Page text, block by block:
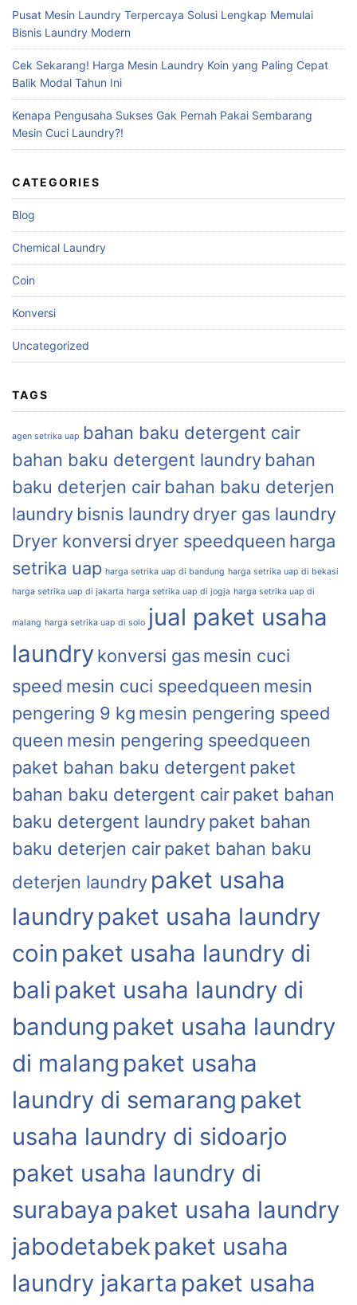
Pusat Mesin Laundry Terpercaya Solusi Lengkap Memulai
Bisnis Laundry Modern
Cek Sekarang! Harga Mesin Laundry Koin yang Paling Cepat
Balik Modal Tahun Ini
Kenapa Pengusaha Sukses Gak Pernah Pakai Sembarang
Mesin Cuci Laundry?!
CATEGORIES
Blog
Chemical Laundry
Coin
Konversi
Uncategorized
TAGS
agen setrika uap bahan baku detergent cair
bahan baku detergent laundry bahan
baku deterjen cair bahan baku deterjen
laundry bisnis laundrydryer gas laundry
Dryer konversi dryer speedqueen harga
setrika uap harga setrika uap di bandung harga setrika uap di bekasi
harga setrika uap di jakarta harga setrika uap di jogja harga setrika uap di
malang harga setrika uap di solo jual paket usaha
laundrykonversi gasmesin cuci
speed mesin cuci speedqueen mesin
pengering 9 kg mesin pengering speed
queen mesin pengering speedqueen
paket bahan baku detergent paket
bahan baku detergent cairpaket bahan
baku detergent laundrypaket bahan
baku deterjen cairpaket bahan baku
deterjen laundry paket usaha
laundrypaket usaha laundry
coin paket usaha laundry di
bali paket usaha laundry di
bandung paket usaha laundry
di malang paket usaha
laundry di semarang paket
usaha laundry di sidoarjo
paket usaha laundry di
surabaya paket usaha laundry
jabodetabek paket usaha
laundry jakarta paket usaha